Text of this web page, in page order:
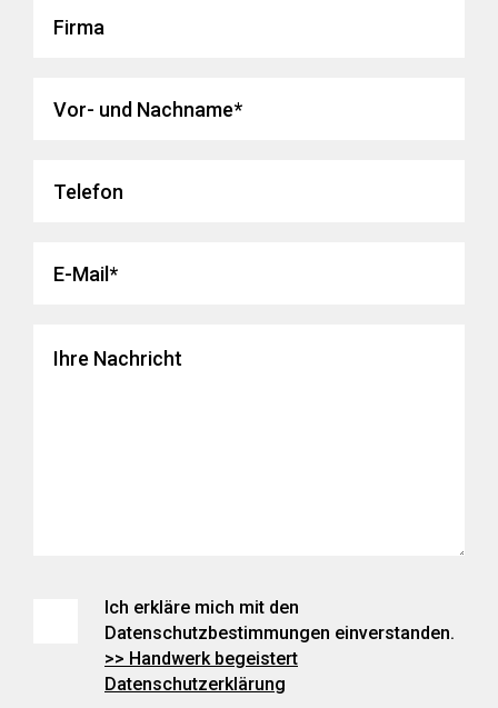
Ich erkläre mich mit den
Datenschutzbestimmungen einverstanden.
>> Handwerk begeistert
Datenschutzerklärung